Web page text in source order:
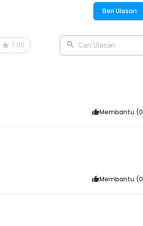
Beri Ulasan
1 (0) Cari Ulasan
Membantu (0
Membantu (0